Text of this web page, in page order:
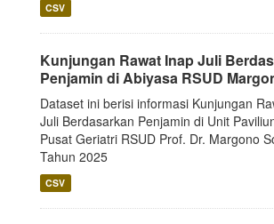
CSV
Kunjungan Rawat Inap Juli
Penjamin di Abiyasa RSUD
Dataset ini berisi informasi Kunjungan
Juli Berdasarkan Penjamin di Unit
Pusat Geriatri RSUD Prof. Dr. Margono
Tahun 2025
CSV